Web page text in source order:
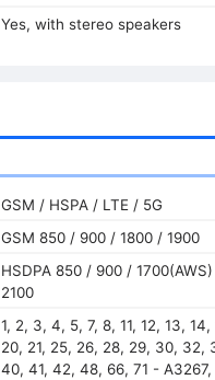
Yes, with stereo speakers
GSM / HSPA / LTE / 5G
GSM 850 / 900 / 1800 / 1900
HSDPA 850 / 900 /
2100
1, 2, 3, 4, 5, 7, 8, 11, 12, 13, 14,
20, 21, 25, 26, 28, 29, 30, 32,
40, 41, 42, 48, 66, 71 -